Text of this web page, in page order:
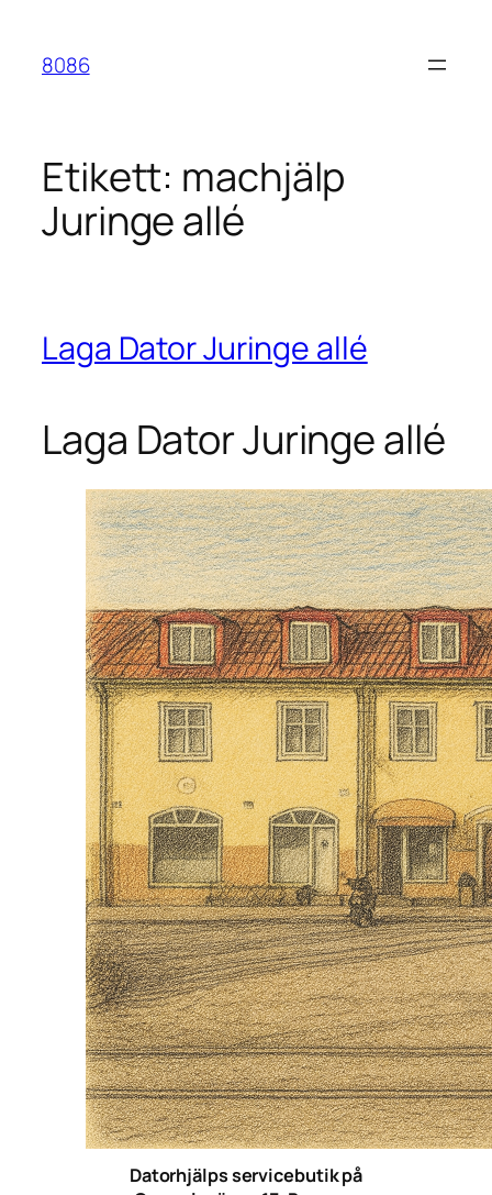
innehåll
8086
Etikett: machjälp
Juringe allé
Laga Dator Juringe allé
Laga Dator Juringe allé
Datorhjälps servicebutik på